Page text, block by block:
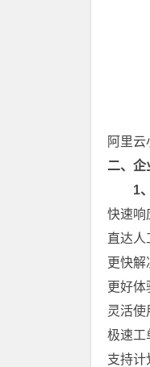
阿里云
二、 企
1、
快速响
直达人
更快
更好
灵活
极速工
支持计